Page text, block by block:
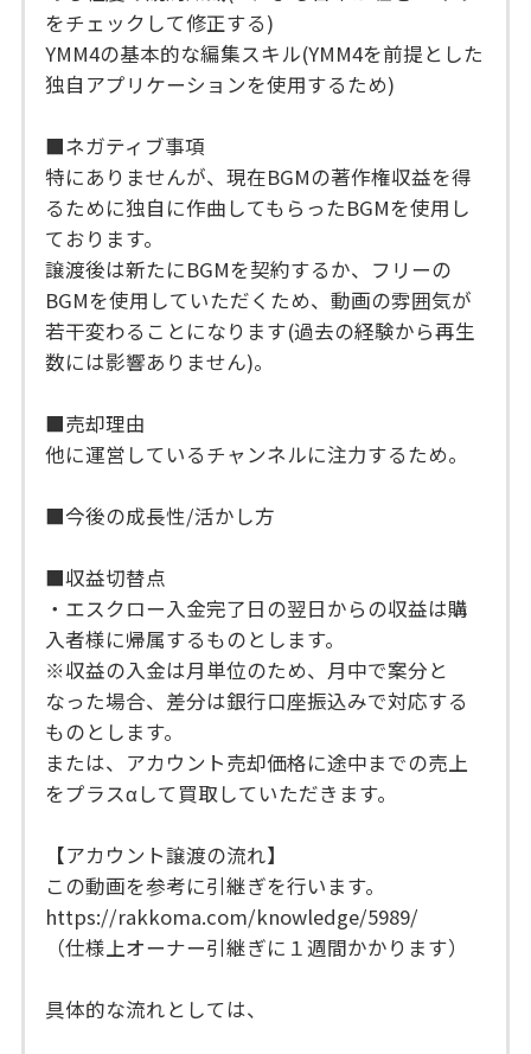
をチェックして修正する)
YMM4の基本的な編集スキル(YMM4を前提とした
独自アプリケーションを使用するため)
■ネガティブ事項
特にありませんが、現在BGMの著作権収益を得
るために独自に作曲してもらったBGMを使用し
ております。
譲渡後は新たにBGMを契約するか、フリーの
BGMを使用していただくため、動画の雰囲気が
若干変わることになります(過去の経験から再生
数には影響ありません)。
■売却理由
他に運営しているチャンネルに注力するため。
■今後の成長性/活かし方
■収益切替点
・エスクロー入金完了日の翌日からの収益は購
入者様に帰属するものとします。
※収益の入金は月単位のため、月中で案分と
なった場合、差分は銀行口座振込みで対応する
ものとします。
または、アカウント売却価格に途中までの売上
をプラスαして買取していただきます。
【アカウント譲渡の流れ】
この動画を参考に引継ぎを行います。
https://rakkoma.com/knowledge/5989/
（仕様上オーナー引継ぎに１週間かかります）
具体的な流れとしては、